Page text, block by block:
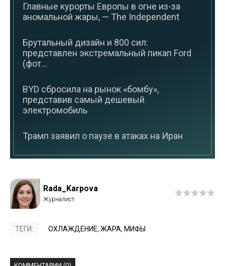
Главные курорты Европы в огне из-за
аномальной жары, — The Independent
Брутальный дизайн и 800 сил:
представлен экстремальный пикап Ford
(фот...
BYD сбросила на рынок «бомбу»,
представив самый дешевый
электромобиль
Трамп заявил о паузе в атаках на Иран
Rada_Karpova
ТЕГИ: ОХЛАЖДЕНИЕ, ЖАРА, МИФЫ